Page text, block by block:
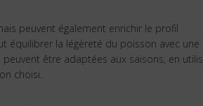
peuvent également enrichir le profil
équilibrer la légèreté du poisson avec une
être adaptées aux saisons, en
choisi.